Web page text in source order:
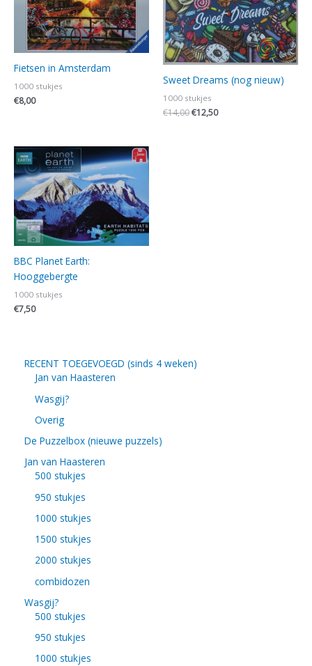
Fietsen in Amsterdam
1000 stukjes
€8,00
Sweet Dreams (nog nieuw)
1000 stukjes
€14,00€12,50
BBC Planet Earth:
Hooggebergte
1000 stukjes
€7,50
RECENT TOEGEVOEGD (sinds 4 weken)
Jan van Haasteren
Wasgij?
Overig
De Puzzelbox (nieuwe puzzels)
Jan van Haasteren
500 stukjes
950 stukjes
1000 stukjes
1500 stukjes
2000 stukjes
combidozen
Wasgij?
500 stukjes
950 stukjes
1000 stukjes